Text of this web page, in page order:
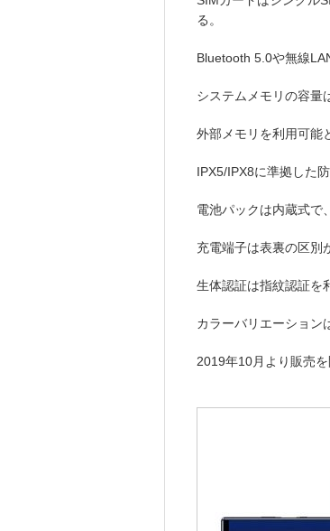
る。
Bluetooth 5.0や無線
システムメモリの容量
外部メモリを利用可能
IPX5/IPX8に準拠した
電池パックは内蔵式で
充電端子は表裏の区別
生体認証は指紋認証を
カラーバリエーション
2019年10月より販売